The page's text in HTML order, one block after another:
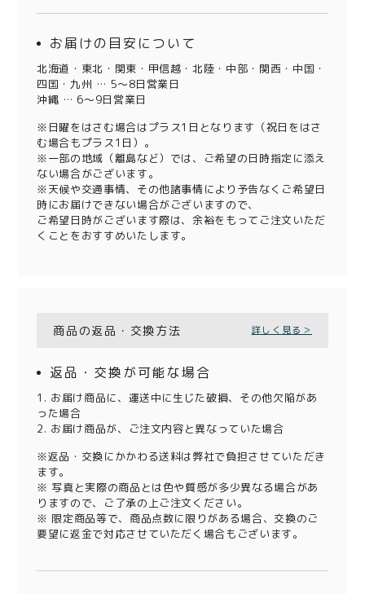
お届けの目安について
北海道・東北・関東・甲信越・北陸・中部・関西・中国・
四国・九州 … 5～8日営業日
沖縄 … 6～9日営業日
※日曜をはさむ場合はプラス1日となります（祝日をはさ
む場合もプラス1日）。
※一部の地域（離島など）では、ご希望の日時指定に添え
ない場合がございます。
※天候や交通事情、その他諸事情により予告なくご希望日
時にお届けできない場合がございますので、
ご希望日時がございます際は、余裕をもってご注文いただ
くことをおすすめいたします。
商品の返品・交換方法 詳しく見る＞
返品・交換が可能な場合
1. お届け商品に、運送中に生じた破損、その他欠陥があ
った場合
2. お届け商品が、ご注文内容と異なっていた場合
※返品・交換にかかわる送料は弊社で負担させていただき
ます。
※ 写真と実際の商品とは色や質感が多少異なる場合があ
りますので、ご了承の上ご注文ください。
※ 限定商品等で、商品点数に限りがある場合、交換のご
要望に返金で対応させていただく場合もございます。